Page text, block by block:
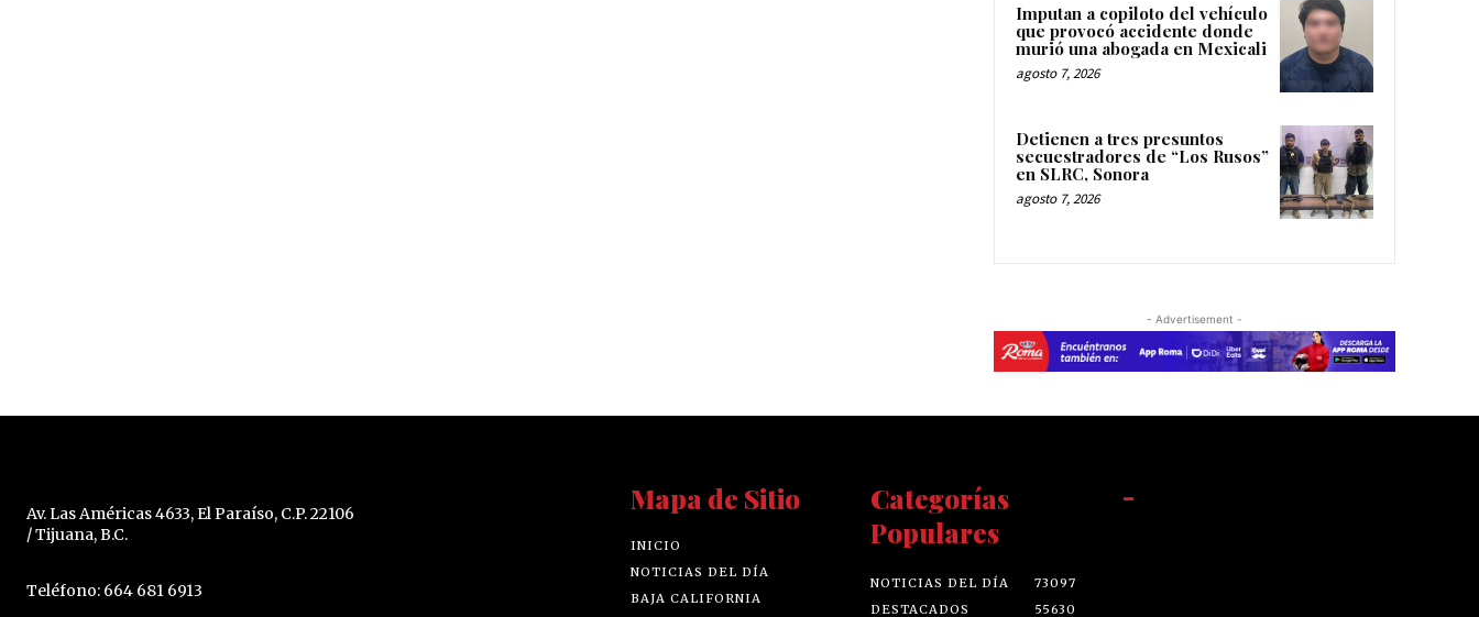
Imputan a copiloto del vehículo
que provocó accidente donde
murió una abogada en Mexicali
agosto 7, 2026
Detienen a tres presuntos
secuestradores de “Los Rusos”
en SLRC, Sonora
agosto 7, 2026
- Advertisement -
Av. Las Américas 4633, El Paraíso, C.P. 22106
/ Tijuana, B.C.
Teléfono: 664 681 6913
Mapa de Sitio
INICIO
NOTICIAS DEL DÍA
BAJA CALIFORNIA
Categorías
Populares
NOTICIAS DEL DÍA
73097
DESTACADOS
55630
-